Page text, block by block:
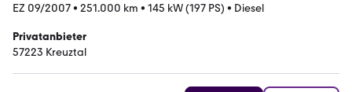
EZ 09/2007• 251.000 km • 145 kW (197 PS) • Diesel
Privatanbieter
57223 Kreuztal